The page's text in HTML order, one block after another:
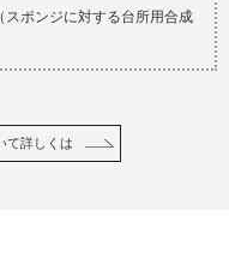
ポンジに対する台所用合成
て詳しくは